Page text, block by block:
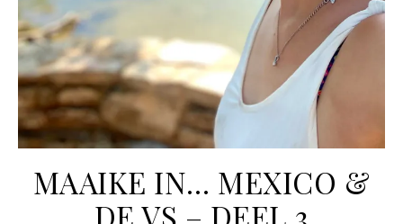
MAAIKE IN… MEXICO &
DE VS – DEEL 3